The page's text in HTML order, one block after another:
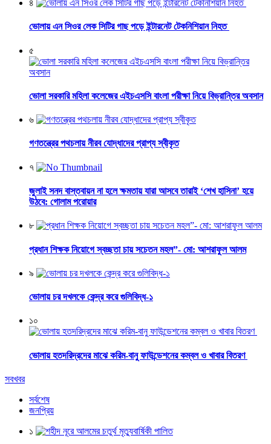
৪
ভোলায় এন সিওর লেক সিটির গাছ পড়ে ইন্টারনেট টেকনিশিয়ান নিহত
৫
ভোলা সরকারি মহিলা কলেজের এইচএসসি বাংলা পরীক্ষা নিয়ে বিভ্রান্তির অবসান
৬
গণতন্ত্রের পথচলায় নীরব যোদ্ধাদের প্রাপ্য স্বীকৃত
৭
জুলাই সনদ বাস্তবায়ন না হলে ক্ষমতায় যারা আসবে তারাই ‘শেখ হাসিনা’ হয়ে
উঠবে: গোলাম পরোয়ার
৮
প্রধান শিক্ষক নিয়োগে স্বচ্ছতা চায় সচেতন মহল”- মো: আশরাফুল আলম
৯
ভোলায় চর দখলকে কেন্দ্র করে গুলিবিদ্ধ-১
১০
ভোলায় হতদরিদ্রদের মাঝে করিম-বানু ফাউন্ডেশনের কম্বল ও খাবার বিতরণ
সবখবর
সর্বশেষ
জনপ্রিয়
১